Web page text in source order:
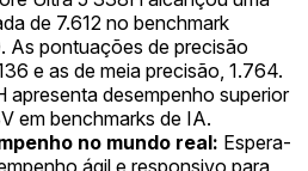
de 7.612 no benchmark
As pontuações de precisão
e as de meia precisão, 1.764.
apresenta desempenho superior
em benchmarks de IA.
no mundo real: Espera-
ágil e responsivo para